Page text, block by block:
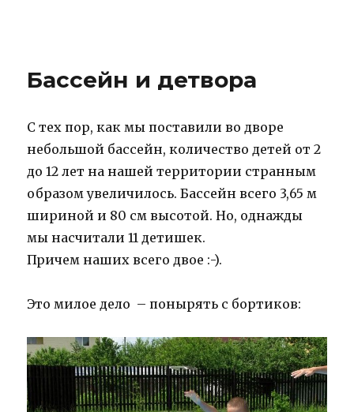
Бассейн и детвора
С тех пор, как мы поставили во дворе
небольшой бассейн, количество детей от 2
до 12 лет на нашей территории странным
образом увеличилось. Бассейн всего 3,65 м
шириной и 80 см высотой. Но, однажды
мы насчитали 11 детишек.
Причем наших всего двое :-).
Это милое дело – понырять с бортиков: